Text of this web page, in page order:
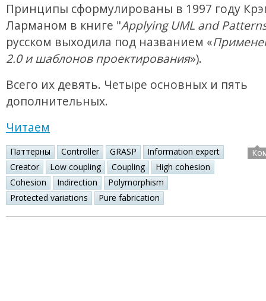
Принципы сформулированы в 1997 году
Ларманом в книге "Applying UML and
русском выходила под названием «
2.0 и шаблонов проектирования»).
Всего их девять. Четыре основных и пять
дополнительных.
Читаем
Паттерны Controller GRASP
Information expert
Creator
Low coupling Coupling
High cohesion
Cohesion
Indirection
Polymorphism
Protected variations
Pure fabrication